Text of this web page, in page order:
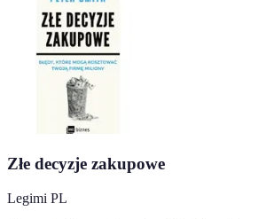
Złe decyzje zakupowe
Legimi PL